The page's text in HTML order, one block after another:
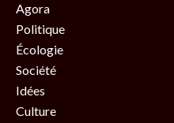
Agora
Politique
Écologie
Société
Idées
Culture